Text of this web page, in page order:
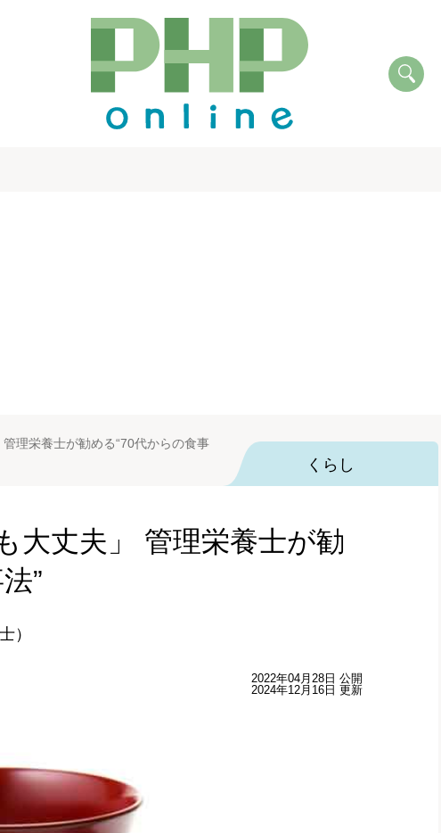
理栄養士が勧める“70代からの食事
くらし
大丈夫」 管理栄養士が勧
”
）
2022年04月28日 公開
2024年12月16日 更新